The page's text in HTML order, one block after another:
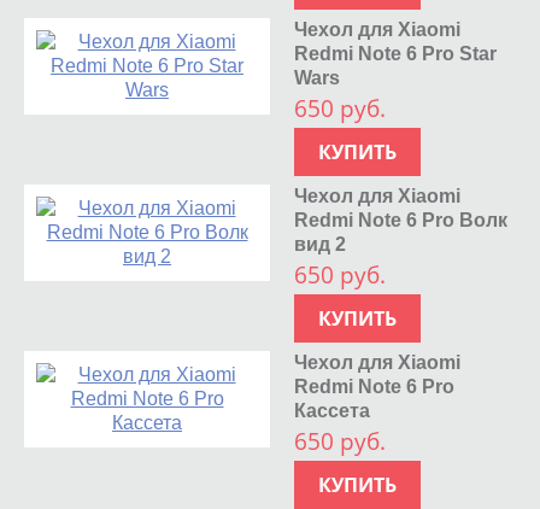
Чехол для Xiaomi
Redmi Note 6 Pro Star
Wars
650 руб.
КУПИТЬ
Чехол для Xiaomi
Redmi Note 6 Pro Волк
вид 2
650 руб.
КУПИТЬ
Чехол для Xiaomi
Redmi Note 6 Pro
Кассета
650 руб.
КУПИТЬ